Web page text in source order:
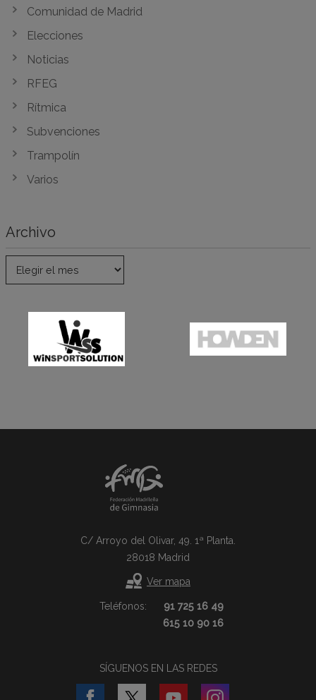
Comunidad de Madrid
Elecciones
Noticias
RFEG
Rítmica
Subvenciones
Trampolín
Varios
Archivo
C/ Arroyo del Olivar, 49. 1ª Planta.
28018 Madrid
Ver mapa
Teléfonos:
91 725 16 49
615 10 90 16
SÍGUENOS EN LAS REDES